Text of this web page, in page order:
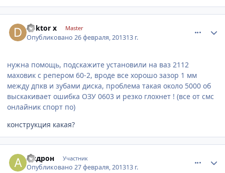
doktor x Master
Опубликовано26 февраля, 201313 г.
нужна помощь, подскажите установили на ваз 2112
маховик с репером 60-2, вроде все хорошо зазор 1 мм
между дпкв и зубами диска, проблема такая около 5000 об
выскакивает ошибка ОЗУ 0603 и резко глохнет ! (все от смс
онлайник спорт по)
конструкция какая?
Андрон Участник
Опубликовано27 февраля, 201313 г.